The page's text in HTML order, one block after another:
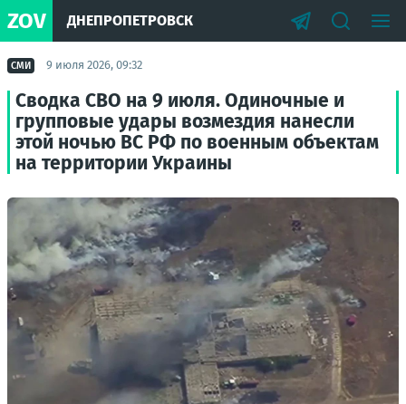
ZOV ДНЕПРОПЕТРОВСК
СМИ 9 июля 2026, 09:32
Сводка СВО на 9 июля. Одиночные и
групповые удары возмездия нанесли
этой ночью ВС РФ по военным объектам
на территории Украины